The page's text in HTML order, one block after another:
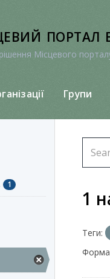
портал
Місцевого
Групи
1
1
Теги: